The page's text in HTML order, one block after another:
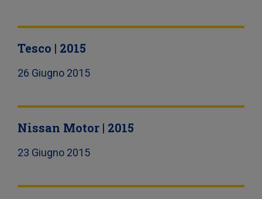
Tesco | 2015
26 Giugno 2015
Nissan Motor | 2015
23 Giugno 2015